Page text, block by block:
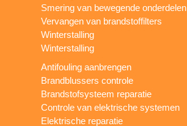
Smering van bewegende onderdelen
Vervangen van brandstoffilters
Winterstalling
Winterstalling
Antifouling aanbrengen
Brandblussers controle
Brandstofsysteem reparatie
Controle van elektrische systemen
Elektrische reparatie